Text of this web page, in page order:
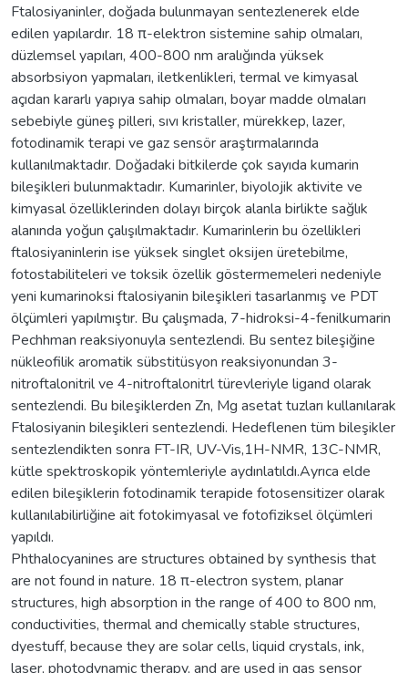
Ftalosiyaninler, doğada bulunmayan sentezlenerek elde
edilen yapılardır. 18 π-elektron sistemine sahip olmaları,
düzlemsel yapıları, 400-800 nm aralığında yüksek
absorbsiyon yapmaları, iletkenlikleri, termal ve kimyasal
açıdan kararlı yapıya sahip olmaları, boyar madde olmaları
sebebiyle güneş pilleri, sıvı kristaller, mürekkep, lazer,
fotodinamik terapi ve gaz sensör araştırmalarında
kullanılmaktadır. Doğadaki bitkilerde çok sayıda kumarin
bileşikleri bulunmaktadır. Kumarinler, biyolojik aktivite ve
kimyasal özelliklerinden dolayı birçok alanla birlikte sağlık
alanında yoğun çalışılmaktadır. Kumarinlerin bu özellikleri
ftalosiyaninlerin ise yüksek singlet oksijen üretebilme,
fotostabiliteleri ve toksik özellik göstermemeleri nedeniyle
yeni kumarinoksi ftalosiyanin bileşikleri tasarlanmış ve PDT
ölçümleri yapılmıştır. Bu çalışmada, 7-hidroksi-4-fenilkumarin
Pechhman reaksiyonuyla sentezlendi. Bu sentez bileşiğine
nükleofilik aromatik sübstitüsyon reaksiyonundan 3-
nitroftalonitril ve 4-nitroftalonitrl türevleriyle ligand olarak
sentezlendi. Bu bileşiklerden Zn, Mg asetat tuzları kullanılarak
Ftalosiyanin bileşikleri sentezlendi. Hedeflenen tüm bileşikler
sentezlendikten sonra FT-IR, UV-Vis,1H-NMR, 13C-NMR,
kütle spektroskopik yöntemleriyle aydınlatıldı.Ayrıca elde
edilen bileşiklerin fotodinamik terapide fotosensitizer olarak
kullanılabilirliğine ait fotokimyasal ve fotofiziksel ölçümleri
yapıldı.
Phthalocyanines are structures obtained by synthesis that
are not found in nature. 18 π-electron system, planar
structures, high absorption in the range of 400 to 800 nm,
conductivities, thermal and chemically stable structures,
dyestuff, because they are solar cells, liquid crystals, ink,
laser, photodynamic therapy, and are used in gas sensor